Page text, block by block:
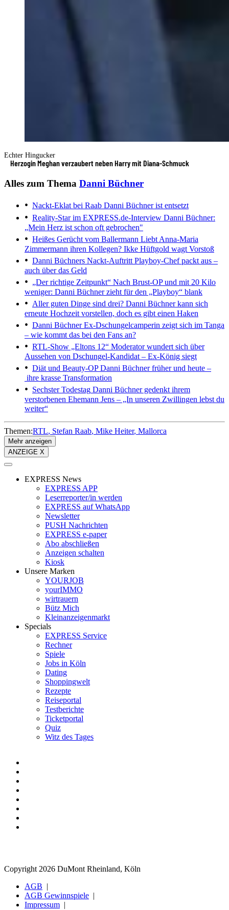
Echter Hingucker
Herzogin Meghan verzaubert neben Harry mit Diana-Schmuck
Alles zum Thema Danni Büchner
Nackt-Eklat bei Raab Danni Büchner ist entsetzt
Reality-Star im EXPRESS.de-Interview Danni Büchner:
„Mein Herz ist schon oft gebrochen"
Heißes Gerücht vom Ballermann Liebt Anna-Maria
Zimmermann ihren Kollegen? Ikke Hüftgold wagt Vorstoß
Danni Büchners Nackt-Auftritt Playboy-Chef packt aus –
auch über das Geld
„Der richtige Zeitpunkt“ Nach Brust-OP und mit 20 Kilo
weniger: Danni Büchner zieht für den „Playboy“ blank
Aller guten Dinge sind drei? Danni Büchner kann sich
erneute Hochzeit vorstellen, doch es gibt einen Haken
Danni BüchnerEx-Dschungelcamperin zeigt sich im Tanga
– wie kommt das bei den Fans an?
RTL-Show „Eltons 12“ Moderator wundert sich über
Aussehen von Dschungel-Kandidat – Ex-König siegt
Diät und Beauty-OPDanni Büchner früher und heute –
ihre krasse Transformation
Sechster Todestag Danni Büchner gedenkt ihrem
verstorbenen Ehemann Jens – „In unseren Zwillingen lebst du
weiter“
Themen:RTL Stefan Raab Mike Heiter Mallorca
Mehr anzeigen
ANZEIGE X
EXPRESS News
EXPRESS APP
Leserreporter/in werden
EXPRESS auf WhatsApp
Newsletter
PUSH Nachrichten
EXPRESS e-paper
Abo abschließen
Anzeigen schalten
Kiosk
Unsere Marken
YOURJOB
yourIMMO
wirtrauern
Bütz Mich
Kleinanzeigenmarkt
Specials
EXPRESS Service
Rechner
Spiele
Jobs in Köln
Dating
Shoppingwelt
Rezepte
Reiseportal
Testberichte
Ticketportal
Quiz
Witz des Tages
Copyright 2026 DuMont Rheinland, Köln
AGB
AGB Gewinnspiele
Impressum